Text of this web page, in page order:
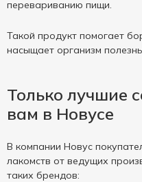
перевариванию пищи.
Такой продукт помогает
насыщает организм
Только лучшие
вам в Новусе
В компании Новус
лакомств от ведущих
таких брендов: